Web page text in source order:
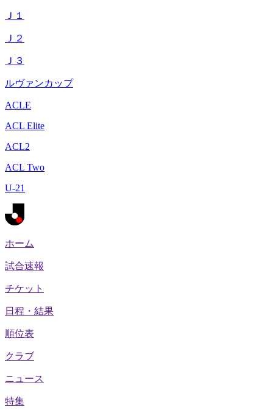
Ｊ１
Ｊ２
Ｊ３
ルヴァンカップ
ACLE
ACL Elite
ACL2
ACL Two
U-21
ホーム
試合速報
チケット
日程・結果
順位表
クラブ
ニュース
特集